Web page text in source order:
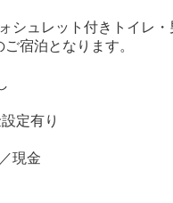
シュレット付きトイレ
宿泊となります。
定有り
現金